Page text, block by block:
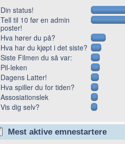
Din status!
Tell til 10 før en admin
poster!
Hva hører du på?
Hva har du kjøpt i det siste?
Siste Filmen du så var:
Pil-leken
Dagens Latter!
Hva spiller du for tiden?
Assosiationslek
Vis dig selv?
Mest aktive emnestartere